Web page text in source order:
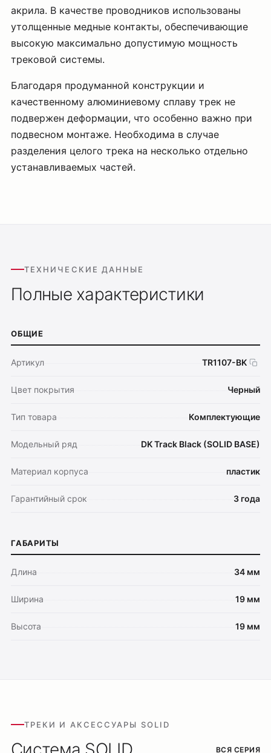
акрила. В качестве проводников использованы
утолщенные медные контакты, обеспечивающие
высокую максимально допустимую мощность
трековой системы.
Благодаря продуманной конструкции и
качественному алюминиевому сплаву трек не
подвержен деформации, что особенно важно при
подвесном монтаже. Необходима в случае
разделения целого трека на несколько отдельно
устанавливаемых частей.
ТЕХНИЧЕСКИЕ ДАННЫЕ
Полные характеристики
ОБЩИЕ
Артикул TR1107-BK
Цвет покрытия Черный
Тип товара Комплектующие
Модельный ряд DK Track Black (SOLID BASE)
Материал корпуса пластик
Гарантийный срок 3 года
ГАБАРИТЫ
Длина 34 мм
Ширина 19 мм
Высота 19 мм
ТРЕКИ И АКСЕССУАРЫ SOLID
ВСЯ СЕРИЯ